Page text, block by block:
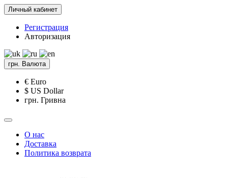
Личный кабинет
Регистрация
Авторизация
грн. Валюта
€ Euro
$ US Dollar
грн. Гривна
О нас
Доставка
Политика возврата